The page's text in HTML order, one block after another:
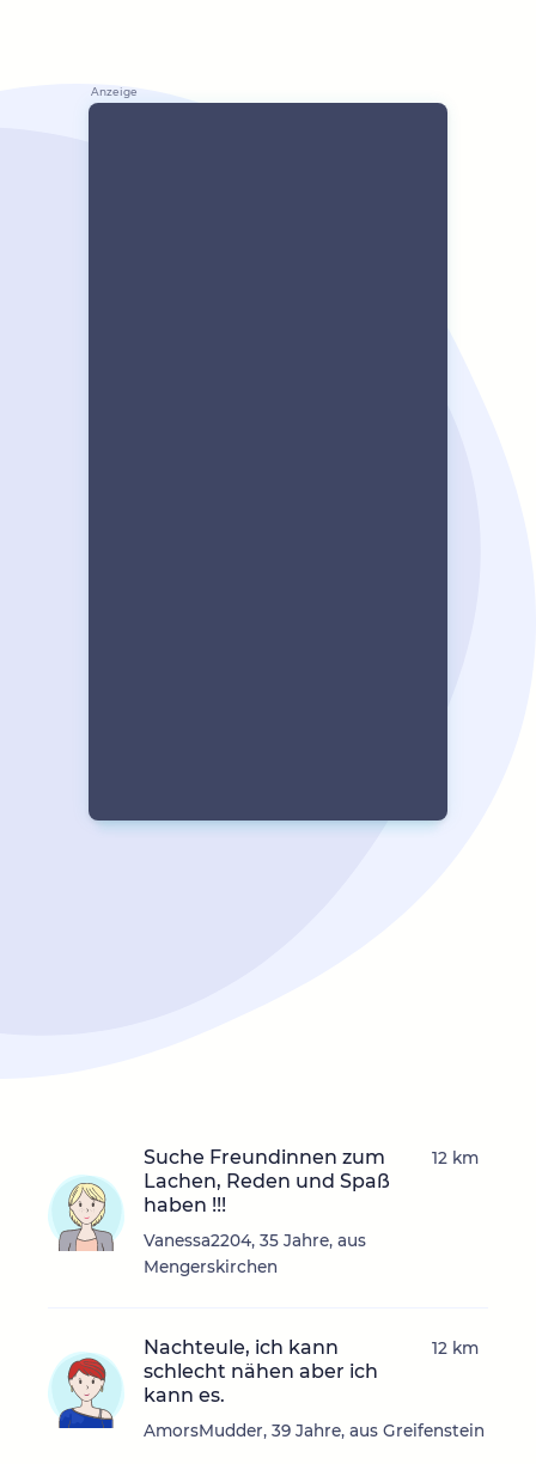
Suche Freundinnen zum
Lachen, Reden und Spaß
haben !!!
Vanessa2204, 35 Jahre, aus
Mengerskirchen
12 km
Nachteule, ich kann
schlecht nähen aber ich
kann es.
AmorsMudder, 39 Jahre, aus Greifenstein
12 km